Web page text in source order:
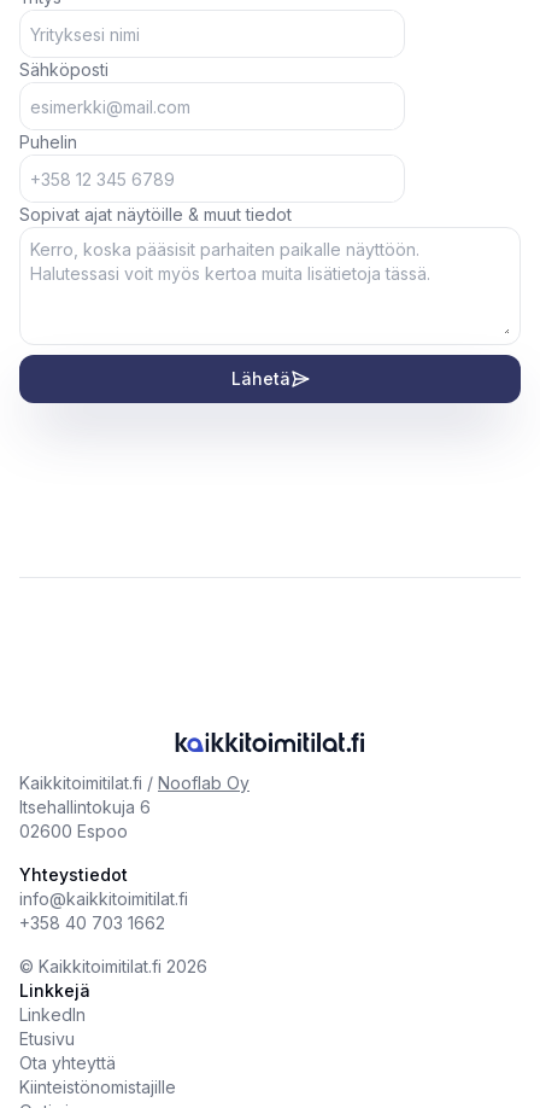
Sähköposti
Puhelin
Sopivat ajat näytöille & muut tiedot
Lähetä
Kaikkitoimitilat.fi / Nooflab Oy
Itsehallintokuja 6
02600 Espoo
Yhteystiedot
info@kaikkitoimitilat.fi
+358 40 703 1662
©️ Kaikkitoimitilat.fi 2026
Linkkejä
LinkedIn
Etusivu
Ota yhteyttä
Kiinteistönomistajille